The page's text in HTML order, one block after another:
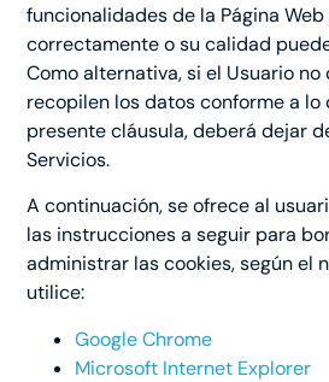
funcionalidades de la Página
correctamente o su calidad
Como alternativa, si el Usuario no
recopilen los datos conforme a lo
presente cláusula, deberá dejar
Servicios.
A continuación, se ofrece al
las instrucciones a seguir para
administrar las cookies, según el
utilice:
Google Chrome
Microsoft Internet Explorer